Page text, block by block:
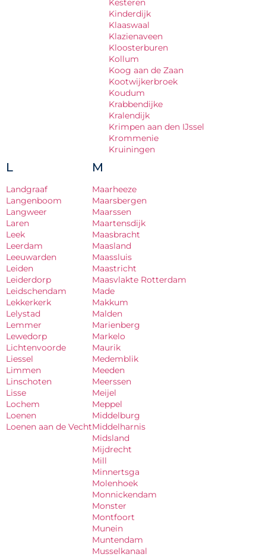
Kesteren
Kinderdijk
Klaaswaal
Klazienaveen
Kloosterburen
Kollum
Koog aan de Zaan
Kootwijkerbroek
Koudum
Krabbendijke
Kralendijk
Krimpen aan den IJssel
Krommenie
Kruiningen
L
Landgraaf
Langenboom
Langweer
Laren
Leek
Leerdam
Leeuwarden
Leiden
Leiderdorp
Leidschendam
Lekkerkerk
Lelystad
Lemmer
Lewedorp
Lichtenvoorde
Liessel
Limmen
Linschoten
Lisse
Lochem
Loenen
Loenen aan de Vecht
M
Maarheeze
Maarsbergen
Maarssen
Maartensdijk
Maasbracht
Maasland
Maassluis
Maastricht
Maasvlakte Rotterdam
Made
Makkum
Malden
Marienberg
Markelo
Maurik
Medemblik
Meeden
Meerssen
Meijel
Meppel
Middelburg
Middelharnis
Midsland
Mijdrecht
Mill
Minnertsga
Molenhoek
Monnickendam
Monster
Montfoort
Munein
Muntendam
Musselkanaal